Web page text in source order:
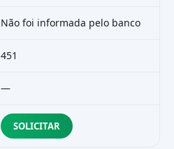
Não foi informada pelo banco
451
—
SOLICITAR